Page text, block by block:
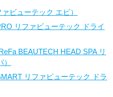
ビューテック エピ）
リファビューテック ドライ
BEAUTECH HEAD SPA リ
リファビューテック ドラ